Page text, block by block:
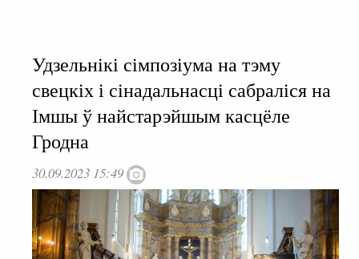
Удзельнікі сімпозіума на тэму
свецкіх і сінадальнасці сабраліся на
Імшы ў найстарэйшым касцёле
Гродна
30.09.2023 15:49